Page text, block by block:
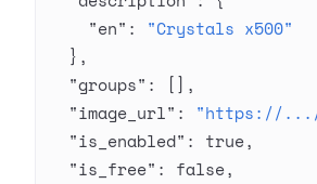
    "en"
: "Crystals x500"
  },
  "groups"
: [],
  "image_url"
: "https://.../
  "is_enabled"
: true,
  "is_free"
: false,